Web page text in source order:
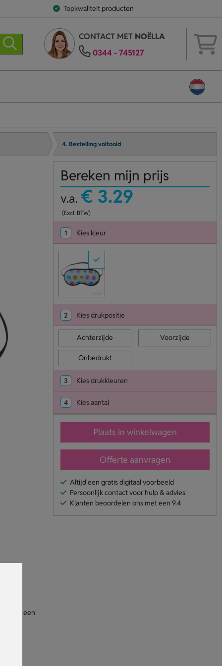
Topkwaliteit producten
CONTACT MET NOËLLA
0344 - 745127
4. Bestelling voltooid
met een
Bereken mijn prijs
v.a. € 3.29
(Excl. BTW)
1 Kies kleur
2 Kies drukpositie
Achterzijde Voorzijde
Onbedrukt
3 Kies drukkleuren
4 Kies aantal
Plaats in winkelwagen
Offerte aanvragen
Altijd een gratis digitaal voorbeeld
Persoonlijk contact voor hulp & advies
Klanten beoordelen ons met een 9.4